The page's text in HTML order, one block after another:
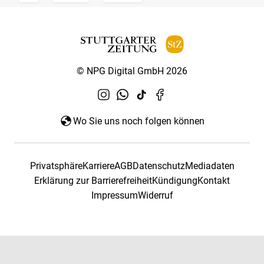
© NPG Digital GmbH 2026
Wo Sie uns noch folgen können
PrivatsphäreKarriereAGBDatenschutzMediadaten
Erklärung zur BarrierefreiheitKündigungKontakt
ImpressumWiderruf